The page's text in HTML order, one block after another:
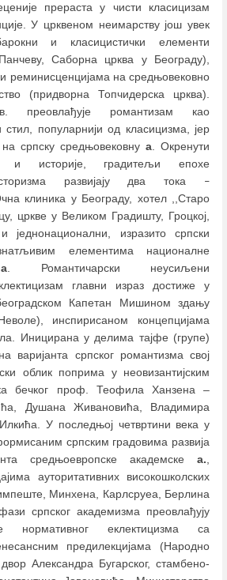
прераста у чисти класицизам
У црквеном неимарству још увек
и класицистички елементи
Саборна црква у Београду),
реминисценцијама на средњовековно
(придворна Топчидерска црква).
романтизам као
стил, популарнији од класицизма, јер
на српску средњовековну а. Окренути
и историје, градитељи епохе
развијају два тока –
клиника у Београду, хотел ,,Старо
цркве у Великом Градишту, Гроцкој,
изразито српски
елементима националне
а. Романтичарски неусиљени
главни израз достиже у
Капетан Мишином здању
инспирисаном концепцијама
Иницирана у делима тајфе (групе)
варијанта српског романтизма свој
облик поприма у неовизантијским
бечког проф. Теофила Ханзена ‒
Душана Живановића, Владимира
У последњој четвртини века у
српским градовима развија
средњоевропске академске а.,
ауторитативних високошколских
Минхена, Карлсруеа, Берлина
српског академизма преовлађују
нормативног еклектицизма са
предилекцијама (Народно
Александра Бугарског, стамбено-